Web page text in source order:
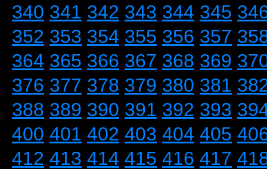
340 341 342 343 344 345
352 353 354 355 356 357
364 365 366 367 368 369
376 377 378 379 380 381
388 389 390 391 392 393
400 401 402 403 404 405
412 413 414 415 416 417